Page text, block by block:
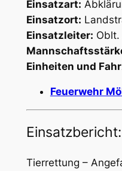
Einsatzart:
Einsatzort:
Einsatzleiter: Oblt.
Einheiten und
Feuerwehr
Einsatzbericht:
Tierrettung –